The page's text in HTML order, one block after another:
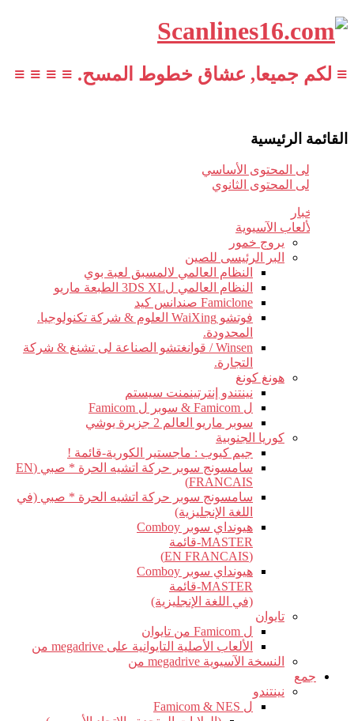
≡ لكم جميعا, عشاق خطوط المسح. ≡ ≡ ≡ ≡
القائمة الرئيسية
تخطي إلى المحتوى الأساسي
تخطي إلى المحتوى الثانوي
أخبار
الألعاب الآسيوية
يروج خمور
البر الرئيسى للصين
النظام العالمي لالمسبق لعبة بوي
النظام العالمي ل3DS XL الطبعة ماريو
Famiclone صندانس كيد
فوتشو WaiXing العلوم & شركة تكنولوجيا.
المحدودة.
Winsen / قوانغتشو الصناعة لى تشنغ & شركة
التجارة.
هونغ كونغ
نينتندو إنترتينمنت سيستم
ل Famicom & سوبر ل Famicom
سوبر ماريو العالم 2 جزيرة يوشي
كوريا الجنوبية
جيم كيوب : ماجستير الكورية-قائمة !
سامسونج سوبر حركة اتشيه الحرة * صبي (EN
FRANCAIS)
سامسونج سوبر حركة اتشيه الحرة * صبي (في
اللغة الإنجليزية)
هيونداي سوبر Comboy
MASTER-قائمة
(EN FRANCAIS)
هيونداي سوبر Comboy
MASTER-قائمة
(في اللغة الإنجليزية)
تايوان
ل Famicom من تايوان
الألعاب الأصلية التايوانية على megadrive من
النسخة الآسيوية megadrive من
جمع
نينتندو
ل Famicom & NES